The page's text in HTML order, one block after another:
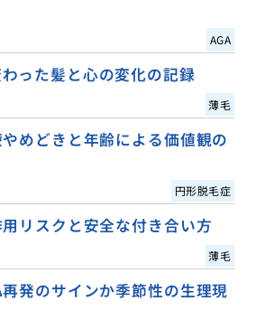
AGA
った髪と心の変化の記録
薄毛
めどきと年齢による価値観の
円形脱毛症
リスクと安全な付き合い方
薄毛
発のサインか季節性の生理現